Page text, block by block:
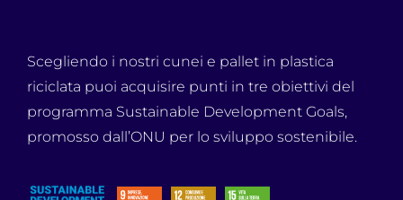
Scegliendo i nostri cunei e pallet in plastica
riciclata puoi acquisire punti in tre obiettivi del
programma Sustainable Development Goals,
promosso dall’ONU per lo sviluppo sostenibile.